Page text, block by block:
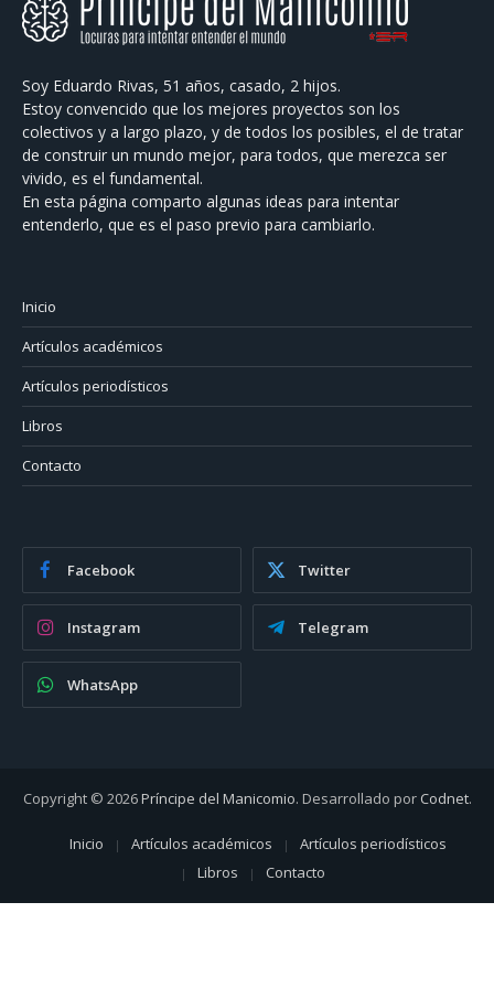
Soy Eduardo Rivas, 51 años, casado, 2 hijos.
Estoy convencido que los mejores proyectos son los
colectivos y a largo plazo, y de todos los posibles, el de tratar
de construir un mundo mejor, para todos, que merezca ser
vivido, es el fundamental.
En esta página comparto algunas ideas para intentar
entenderlo, que es el paso previo para cambiarlo.
Inicio
Artículos académicos
Artículos periodísticos
Libros
Contacto
Facebook Twitter
Instagram Telegram
WhatsApp
Copyright © 2026Príncipe del Manicomio. Desarrollado por Codnet.
Inicio Artículos académicos
Artículos periodísticos
Libros
Contacto